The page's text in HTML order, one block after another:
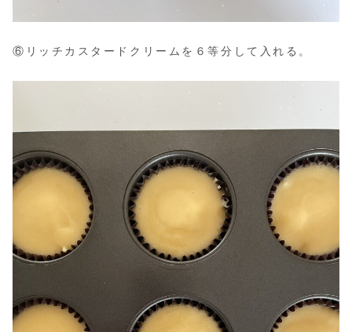
⑥リッチカスタードクリームを６等分して入れる。